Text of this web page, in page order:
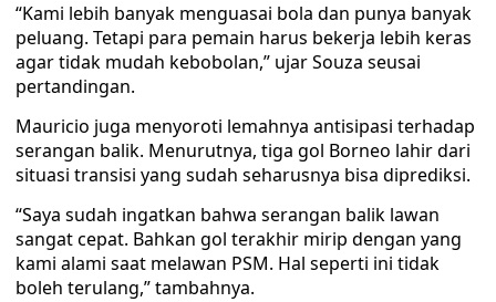
“Kami lebih banyak menguasai bola dan punya banyak
peluang. Tetapi para pemain harus bekerja lebih keras
agar tidak mudah kebobolan,” ujar Souza seusai
pertandingan.
Mauricio juga menyoroti lemahnya antisipasi terhadap
serangan balik. Menurutnya, tiga gol Borneo lahir dari
situasi transisi yang sudah seharusnya bisa diprediksi.
“Saya sudah ingatkan bahwa serangan balik lawan
sangat cepat. Bahkan gol terakhir mirip dengan yang
kami alami saat melawan PSM. Hal seperti ini tidak
boleh terulang,” tambahnya.